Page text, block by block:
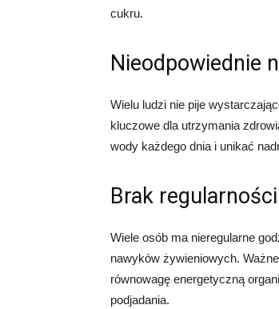
cukru.
Nieodpowiednie
Wielu ludzi nie pije
kluczowe dla utrzymania
wody każdego dnia i unikać
Brak regularności
Wiele osób ma nieregularne
nawyków żywieniowych.
równowagę energetyczną
podjadania.